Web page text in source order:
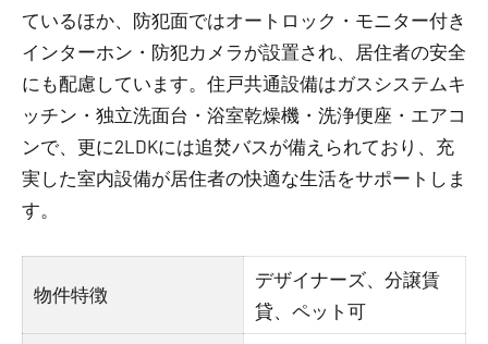
ているほか、防犯面ではオートロック・モニター付き
インターホン・防犯カメラが設置され、居住者の安全
にも配慮しています。住戸共通設備はガスシステムキ
ッチン・独立洗面台・浴室乾燥機・洗浄便座・エアコ
ンで、更に2LDKには追焚バスが備えられており、充
実した室内設備が居住者の快適な生活をサポートしま
す。
物件特徴
デザイナーズ、分譲賃
貸、ペット可